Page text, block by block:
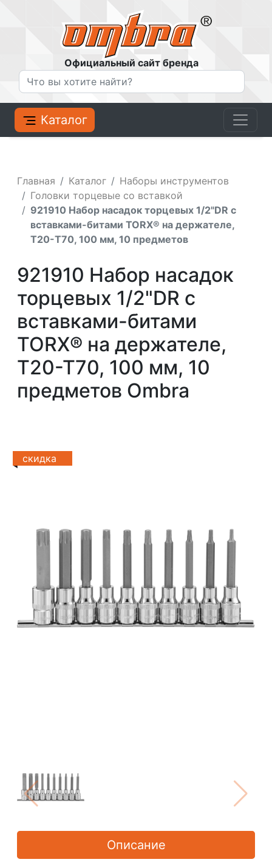
Официальный сайт бренда
Каталог
Главная Каталог
Наборы инструментов
Головки торцевые со вставкой
921910 Набор насадок торцевых 1/2"DR с
вставками-битами TORX® на держателе,
T20-T70, 100 мм, 10 предметов
921910 Набор насадок
торцевых 1/2"DR с
вставками-битами
TORX® на держателе,
T20-T70, 100 мм, 10
предметов Ombra
скидка
Описание